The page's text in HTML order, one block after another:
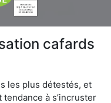
cafards
les plus détestés, et
à s’incruster